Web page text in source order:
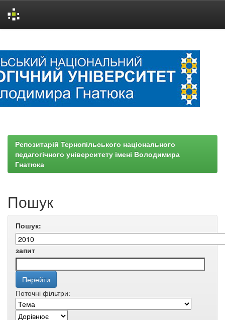
Репозитарій Тернопільського національного
педагогічного університету імені Володимира
Гнатюка
Пошук
Пошук:
запит
Поточні фільтри: